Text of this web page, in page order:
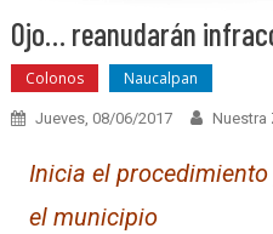
Ojo… reanudarán
Colonos Naucalpan
Jueves, 08/06/2017 Nuestra
Inicia el
el municipio